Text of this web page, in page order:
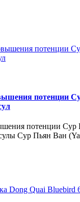
потенции
потенции Сур
Сур Пьян Ван (Ya